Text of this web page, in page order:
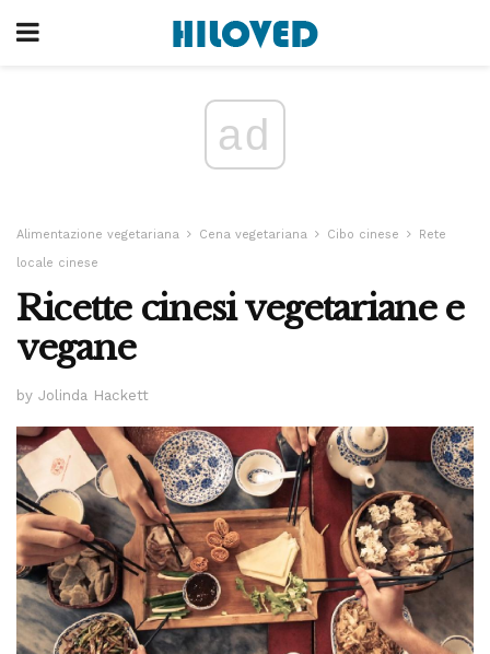
ad
Alimentazione vegetariana Cena vegetariana Cibo cinese
Rete
locale cinese
Ricette cinesi vegetariane e
vegane
by Jolinda Hackett